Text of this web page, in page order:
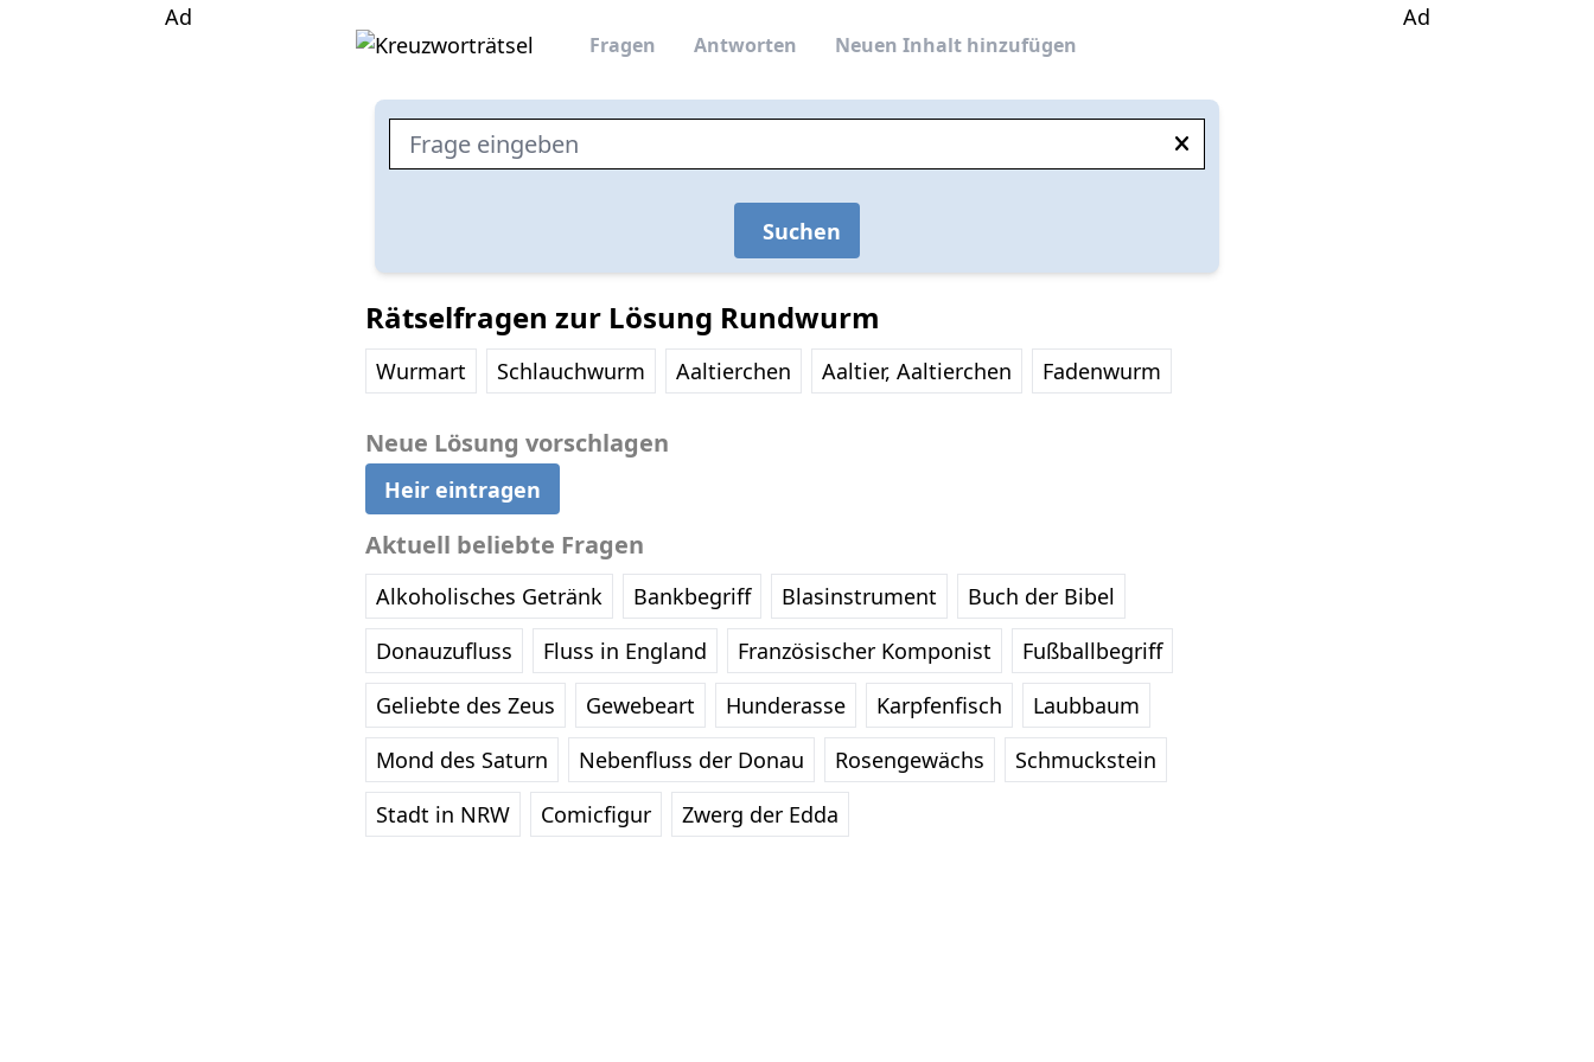
Fragen Antworten Neuen Inhalt hinzufügen
Ad Ad
Suchen
Rätselfragen zur Lösung Rundwurm
Wurmart Schlauchwurm Aaltierchen Aaltier, Aaltierchen Fadenwurm
Neue Lösung vorschlagen
Heir eintragen
Aktuell beliebte Fragen
Alkoholisches Getränk Bankbegriff Blasinstrument
Buch der Bibel
Donauzufluss
Fluss in England Französischer Komponist
Fußballbegriff
Geliebte des Zeus
Gewebeart Hunderasse Karpfenfisch
Laubbaum
Mond des Saturn
Nebenfluss der Donau Rosengewächs
Schmuckstein
Stadt in NRW
Comicfigur Zwerg der Edda